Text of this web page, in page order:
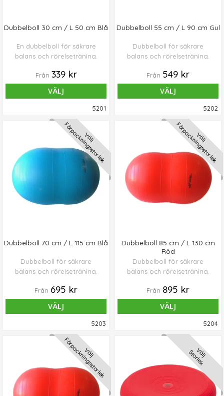
Dubbelboll 30 cm / L 50 cm Blå
En dubbelboll för säkrare
balans och rörelseträning.
Från 339 kr
VÄLJ
5201
Dubbelboll 55 cm / L 90 cm Gul
Dubbelboll för säkrare
balans och rörelseträning.
Från 549 kr
VÄLJ
5202
Välj
Förpackningsstorlek
Dubbelboll 70 cm / L 115 cm Blå
Dubbelboll för säkrare
balans och rörelseträning.
Från 695 kr
VÄLJ
5203
Välj
Förpackningsstorlek
Dubbelboll 85 cm / L 130 cm
Röd
Dubbelboll för säkrare
balans och rörelseträning.
Från 895 kr
VÄLJ
5204
Välj
Förpackningsstorlek Välj
Storlek